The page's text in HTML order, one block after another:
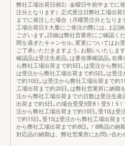
弊社工場出荷日例2）金曜日午前中までに
注分となります）正式受注日弊社工場出荷
までに発注した場合（月曜受注分となりま
工場出荷日3.大量にご発注の際には､上記
ございます｡詳細は弊社営業所にご確認く
間を過ぎたキャンセル､変更についてはお
ご了承いただきますよう､お願いいたしま
確認品は受注生産品｡は要在庫確認品｡在
ら弊社工場出荷まで約5日｡は受注から弊社
は受注から弊社工場出荷まで約5日｡は受注
で約10日｡は受注から弊社工場出荷まで約
工場出荷まで約20日｡は弊社営業所に納期
注から弊社工場出荷までの日数は受注生産
出荷まで約5日｡の場合受受5受8！受5！5
注から弊社工場出荷まで約10日｡受10は受
で約15日｡受15は受注から弊社工場出荷ま
から弊社工場出荷まで約8日｡！8商品の納
対応品の納期は、弊社営業所にお問い合わ